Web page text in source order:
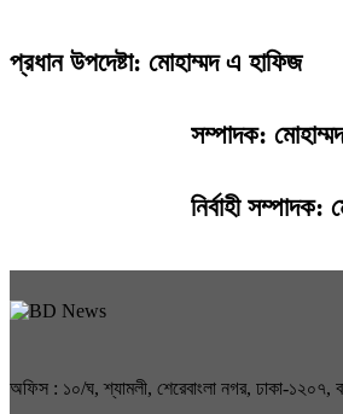
প্রধান উপদেষ্টা: মোহাম্মদ এ হাফিজ
সম্পাদক:
নির্বাহী
অফিস : ১০/ঘ, শ্যামলী, শেরেবাংলা নগর, ঢাকা-১২০৭,